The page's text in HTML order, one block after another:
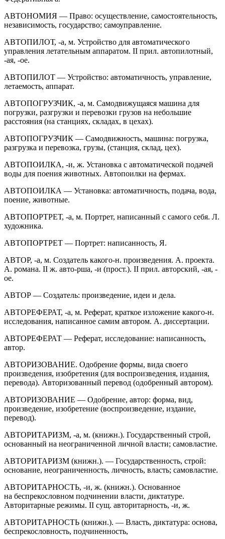
АВТОНОМИЯ — Право: осуществление, самостоятельность,
независимость, государство; самоуправление.
АВТОПИЛОТ, -а, м. Устройство для автоматического
управления летательным аппаратом. II прил. автопилотный,
-ая, -ое.
АВТОПИЛОТ — Устройство: автоматичность, управление,
летаемость, аппарат.
АВТОПОГРУЗЧИК, -а, м. Самодвижущаяся машина для
погрузки, разгрузки и перевозки грузов на небольшие
расстояния (на станциях, складах, в цехах).
АВТОПОГРУЗЧИК — Самодвижность, машина: погрузка,
разгрузка и перевозка, грузы, (станция, склад, цех).
АВТОПОИЛКА, -и, ж. Установка с автоматической подачей
воды для поения животных. Автопоилки на фермах.
АВТОПОИЛКА — Установка: автоматичность, подача, вода,
поение, животные.
АВТОПОРТРЕТ, -а, м. Портрет, написанный с самого себя. Л.
художника.
АВТОПОРТРЕТ — Портрет: написанность, Я.
ABTOP, -a, м. Создатель какого-н. произведения. А. проекта.
А. романа. II ж. авто-рша, -и (прост.). II прил. авторский, -ая, -
ое.
ABTOP — Создатель: произведение, идеи и дела.
АВТОРЕФЕРАТ, -а, м. Реферат, краткое изложение какого-н.
исследования, написанное самим автором. А. диссертации.
АВТОРЕФЕРАТ — Реферат, исследование: написанность,
автор.
АВТОРИЗОВАНИЕ. Одобрение формы, вида своего
произведения, изобретения (для воспроизведения, издания,
перевода). Авторизованный перевод (одобренный автором).
АВТОРИЗОВАНИЕ — Одобрение, автор: форма, вид,
произведение, изобретение (воспроизведение, издание,
перевод).
АВТОРИТАРИЗМ, -а, м. (книжн.). Государственный строй,
основанный на неограниченной личной власти; самовластие.
АВТОРИТАРИЗМ (книжн.). — Государственность, строй:
основание, неограниченность, личность, власть; самовластие.
АВТОРИТАРНОСТЬ, -и, ж. (книжн.). Основанное
на беспрекословном подчинении власти, диктатуре.
Авторитарные режимы. II сущ. авторитарность, -и, ж.
АВТОРИТАРНОСТЬ (книжн.). — Власть, диктатура: основа,
беспрекословность, подчиненность,